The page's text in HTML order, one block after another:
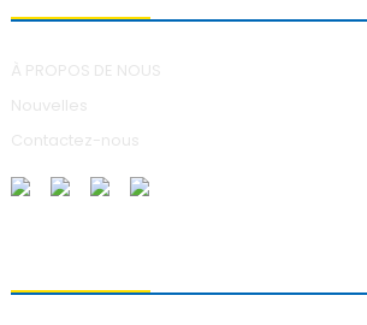
À PROPOS DE NOUS
Nouvelles
Contactez-nous